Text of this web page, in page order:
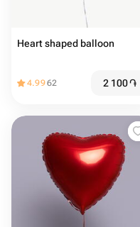
Heart shaped balloon
4.9962 2 100֏